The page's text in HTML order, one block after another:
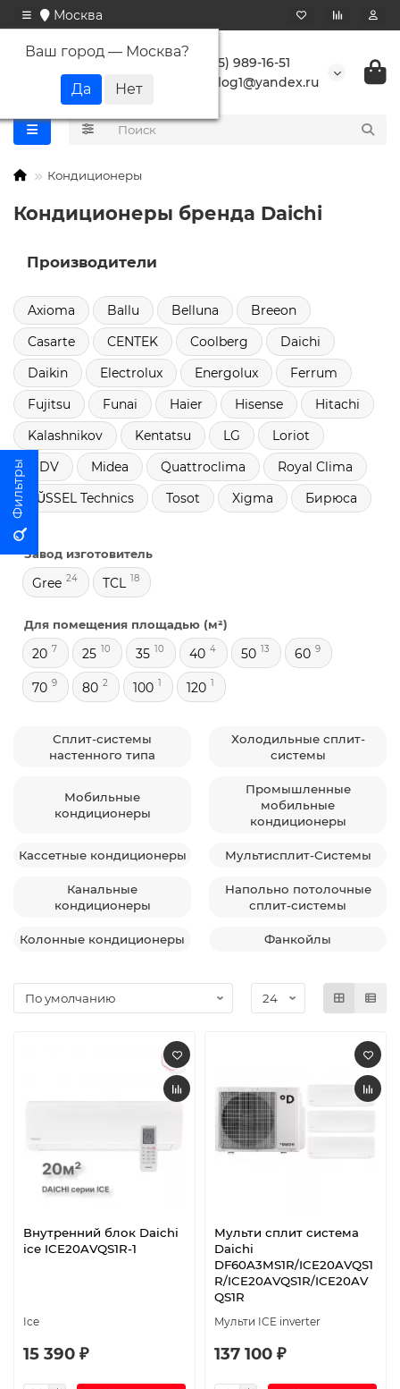
Москва
Ваш город — Москва?
+7 (495) 989-16-51
buranlog1@yandex.ru
Кондиционеры
Кондиционеры бренда Daichi
Производители
Axioma Ballu Belluna
Breeon
Casarte
CENTEK Coolberg
Daichi
Daikin
Electrolux Energolux
Ferrum
Fujitsu
Funai Haier Hisense
Hitachi
Kalashnikov
Kentatsu LG
Loriot
MDV
Midea Quattroclima
Royal Clima
RŬSSEL Technics
Tosot Xigma Бирюса
Завод изготовитель
Gree 24 TCL 18
Для помещения площадью (м²)
20 7 25 10 35 10 40 4 50 13 60 9
70 9 80 2 100 1 120 1
Сплит-системы
настенного типа
Холодильные сплит-
системы
Мобильные
кондиционеры
Промышленные
мобильные
кондиционеры
Кассетные кондиционеры Мультисплит-Системы
Канальные
кондиционеры
Напольно потолочные
сплит-системы
Колонные кондиционеры Фанкойлы
Внутренний блок Daichi
ice ICE20AVQS1R-1
Ice
15 390 ₽
Мульти сплит система
Daichi
DF60A3MS1R/ICE20AVQS1
R/ICE20AVQS1R/ICE20AV
QS1R
Мульти ICE inverter
137 100 ₽